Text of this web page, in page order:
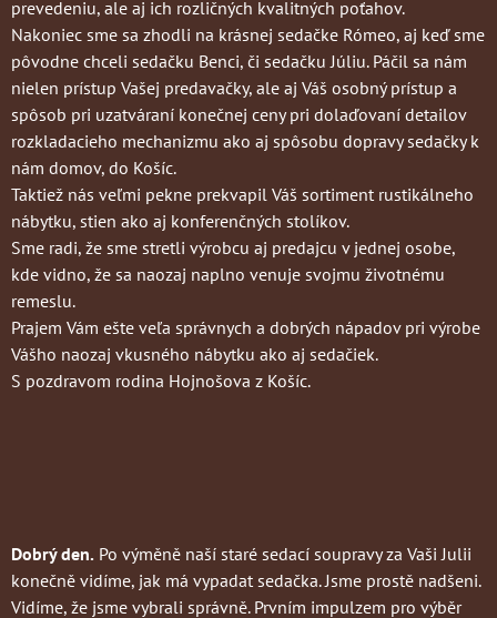
prevedeniu, ale aj ich rozličných kvalitných poťahov.
Nakoniec sme sa zhodli na krásnej sedačke Rómeo, aj keď sme
pôvodne chceli sedačku Benci, či sedačku Júliu. Páčil sa nám
nielen prístup Vašej predavačky, ale aj Váš osobný prístup a
spôsob pri uzatváraní konečnej ceny pri dolaďovaní detailov
rozkladacieho mechanizmu ako aj spôsobu dopravy sedačky k
nám domov, do Košíc.
Taktiež nás veľmi pekne prekvapil Váš sortiment rustikálneho
nábytku, stien ako aj konferenčných stolíkov.
Sme radi, že sme stretli výrobcu aj predajcu v jednej osobe,
kde vidno, že sa naozaj naplno venuje svojmu životnému
remeslu.
Prajem Vám ešte veľa správnych a dobrých nápadov pri výrobe
Vášho naozaj vkusného nábytku ako aj sedačiek.
S pozdravom rodina Hojnošova z Košíc.
Dobrý den. Po výměně naší staré sedací soupravy za Vaši Julii
konečně vidíme, jak má vypadat sedačka. Jsme prostě nadšeni.
Vidíme, že jsme vybrali správně. Prvním impulzem pro výběr